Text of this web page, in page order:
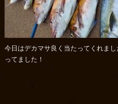
今日はデカマサ良く当たってくれま
ってました！